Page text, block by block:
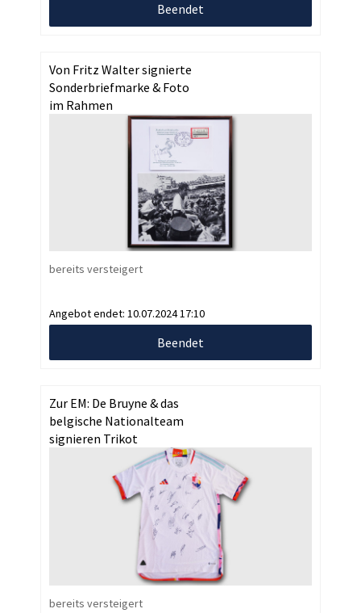
Beendet
Von Fritz Walter signierte
Sonderbriefmarke & Foto
im Rahmen
bereits versteigert
Angebot endet: 10.07.2024 17:10
Beendet
Zur EM: De Bruyne & das
belgische Nationalteam
signieren Trikot
bereits versteigert